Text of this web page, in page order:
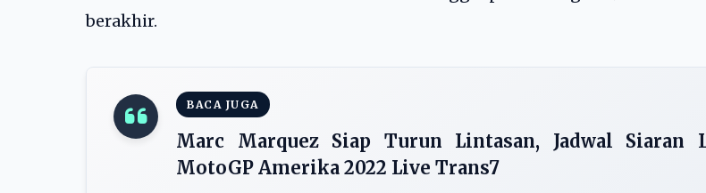
berakhir.
BACA JUGA
Marc Marquez Siap Turun Lintasan, Jadwal Siaran
MotoGP Amerika 2022 Live Trans7